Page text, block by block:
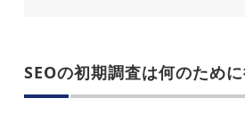
SEOの初期調査は何のため